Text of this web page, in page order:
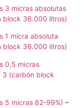
3 micras absolutas
block 36.000 litros)
1 micra absoluta
block 36.000 litros)
0,5 micras
3 (carbón block
5 micras 82-99%) –